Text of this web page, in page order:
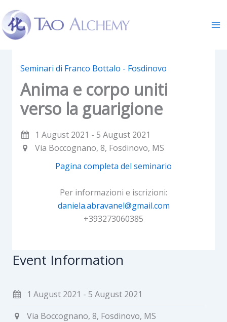
content
Seminari di Franco Bottalo - Fosdinovo
Anima e corpo uniti
verso la guarigione
1 August 2021 - 5 August 2021
Via Boccognano, 8, Fosdinovo, MS
Pagina completa del seminario
Per informazioni e iscrizioni:
daniela.abravanel@gmail.com
+393273060385
Event Information
1 August 2021 - 5 August 2021
Via Boccognano, 8, Fosdinovo, MS